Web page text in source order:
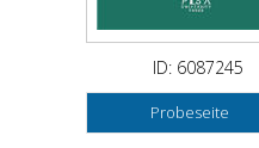
ID: 6087245
Probeseite